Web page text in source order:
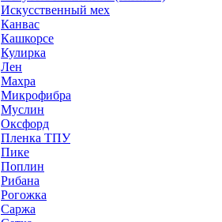
Искусственный мех
Канвас
Кашкорсе
Кулирка
Лен
Махра
Микрофибра
Муслин
Оксфорд
Пленка ТПУ
Пике
Поплин
Рибана
Рогожка
Саржа